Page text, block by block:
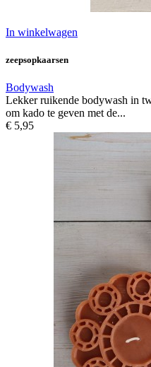
In winkelwagen
zeepsopkaarsen
Bodywash
Lekker ruikende bodywash in
om kado te geven met de...
€ 5,95